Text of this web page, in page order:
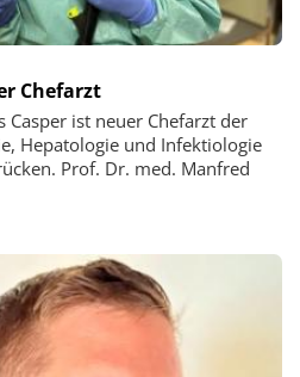
Chefarzt
Casper ist neuer Chefarzt der
Hepatologie und Infektiologie
Prof. Dr. med. Manfred